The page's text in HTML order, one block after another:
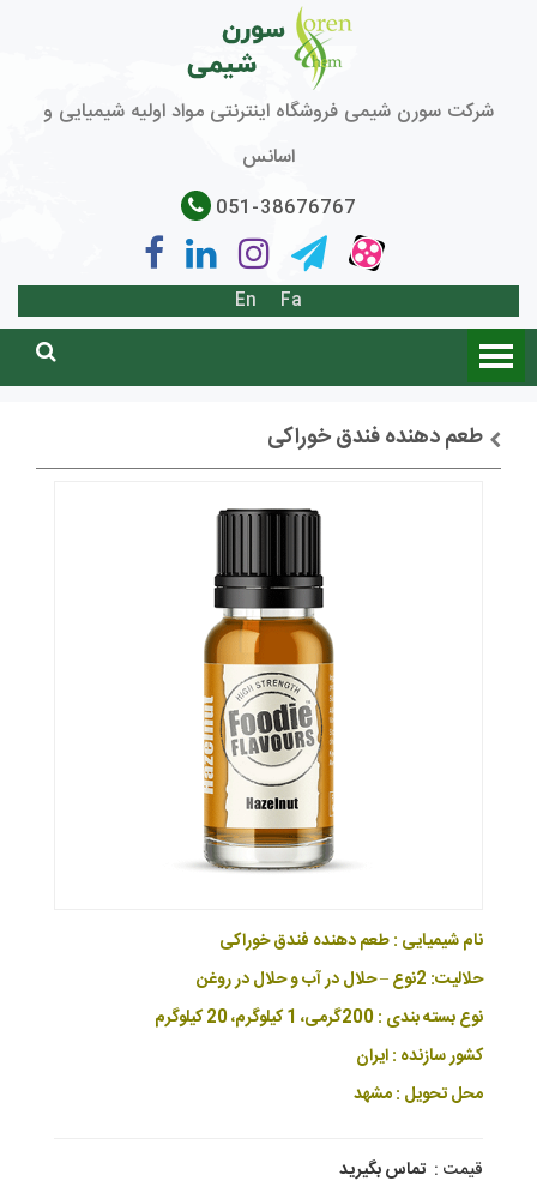
شرکت سورن شیمی فروشگاه اینترنتی مواد اولیه شیمیایی و
اسانس
051-38676767
Fa
En
طعم دهنده فندق خوراکی
نام شیمیایی : طعم دهنده فندق خوراکی
حلالیت: 2نوع – حلال در آب و حلال در روغن
نوع بسته بندی : 200گرمی، 1 کیلوگرم، 20 کیلوگرم
کشور سازنده : ایران
محل تحویل : مشهد
قیمت : تماس بگیرید